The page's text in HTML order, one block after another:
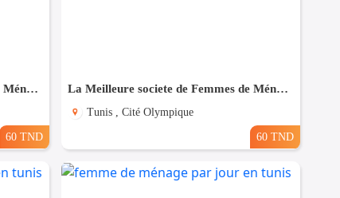
La Meilleure societe de Femmes de Ménage A Ezzahra
60 TND
La Meilleure societe de Femmes de Ménage A cité olympique
Tunis , Cité Olympique
60 TND